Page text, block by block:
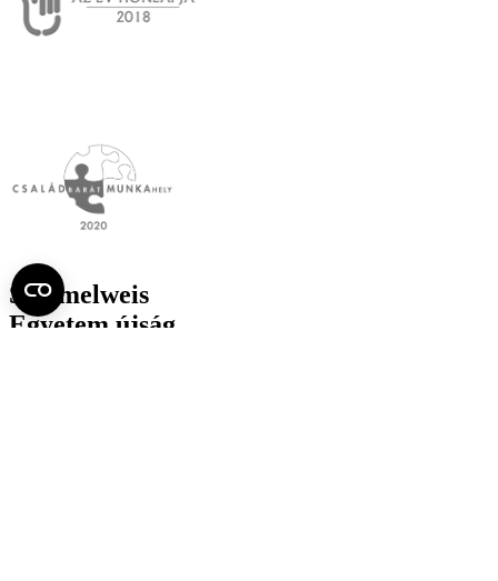
Semmelweis
Egyetem újság